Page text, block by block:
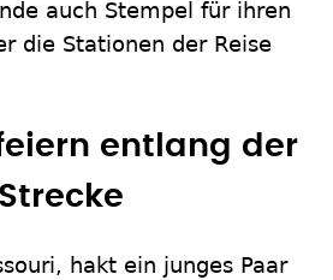
auch Stempel für ihren
die Stationen der Reise
entlang der
hakt ein junges Paar